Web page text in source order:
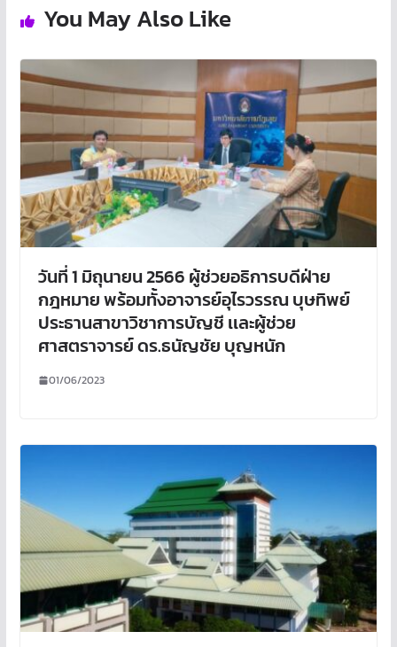
You May Also Like
วันที่ 1 มิถุนายน 2566 ผู้ช่วยอธิการบดีฝ่าย
กฎหมาย พร้อมทั้งอาจารย์อุไรวรรณ บุษทิพย์
ประธานสาขาวิชาการบัญชี เเละผู้ช่วย
ศาสตราจารย์ ดร.ธนัญชัย บุญหนัก
01/06/2023